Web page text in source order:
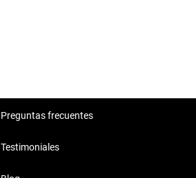
Preguntas frecuentes
Testimoniales